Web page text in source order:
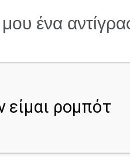
μου ένα